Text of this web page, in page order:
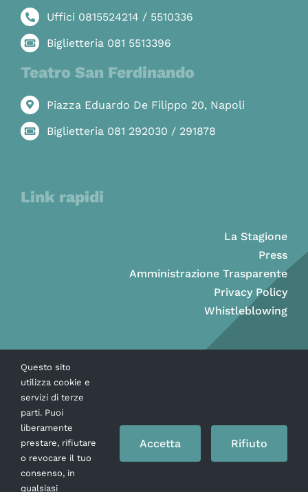
Uffici 0815524214 / 5510336
Biglietteria 081 5513396
Teatro San Ferdinando
Piazza Eduardo De Filippo 20, Napoli
Biglietteria 081 292030 / 291878
Link rapidi
La Stagione
Press
Amministrazione Trasparente
Privacy Policy
Whistleblowing
Copyright © Ass. Teatro Stabile della Città di Napoli 2026
Questo sito
utilizza cookie e
servizi di terze
parti. Puoi
liberamente
prestare, rifiutare
o revocare il tuo
consenso, in
qualsiasi
Accetta Rifiuto